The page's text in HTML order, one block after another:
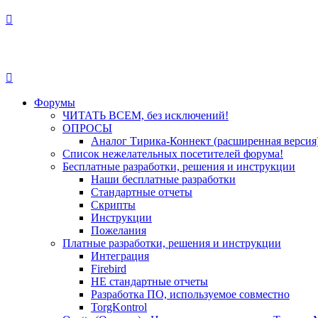
Форумы
ЧИТАТЬ ВСЕМ, без исключений!
ОПРОСЫ
Аналог Тирика-Коннект (расширенная
Список нежелательных посетителей форума!
Бесплатные разработки, решения и инструкции
Наши бесплатные разработки
Стандартные отчеты
Скрипты
Инструкции
Пожелания
Платные разработки, решения и инструкции
Интеграция
Firebird
НЕ стандартные отчеты
Разработка ПО, используемое совместно
TorgKontrol